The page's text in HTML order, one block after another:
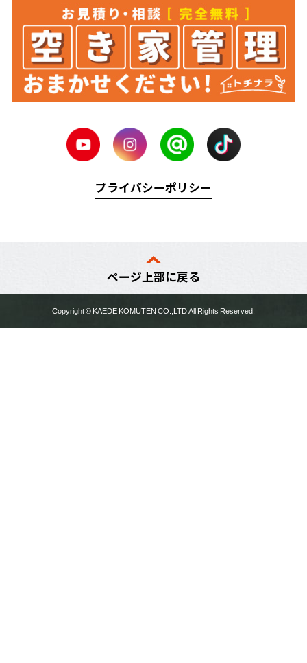
プライバシーポリシー
ページ上部に戻る
Copyright ©KAEDE KOMUTENCO.,LTD All Rights Reserved.